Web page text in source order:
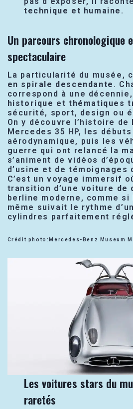
technique et humaine .
Un parcours chronologique
spectaculaire
La particularité du musée,
en spirale descendante .
correspond à une
historique et thématiques
sécurité, sport, design ou
On y découvre l’histoire de
Mercedes 35 HP, les
aérodynamique, puis les
guerre qui ont relancé la
s’animent de vidéos
d’usine et de témoignages
C’est un voyage immersif
transition d’une voiture de
berline moderne, comme
même suivait le rythme
cylindres parfaitement
Crédit photo:Mercedes-Benz Museum
Les voitures stars du
raretés